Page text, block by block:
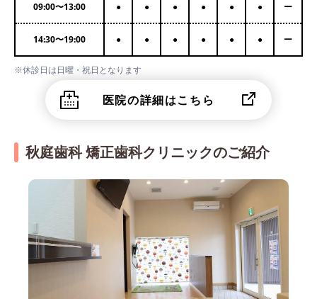
09:00〜13:00 ● ● ● ● ● ● ー
14:30〜19:00 ● ● ● ● ● ● ー
※休診日は日曜・祝日となります
医院の詳細はこちら
秋庭歯科 矯正歯科クリニックのご紹介